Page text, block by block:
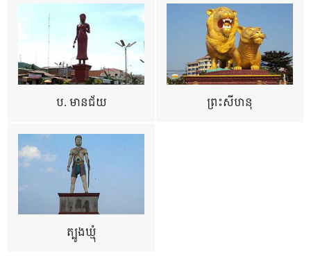
ប. មានជ័យ ព្រះសីហនុ
ត្បូងឃ្មុំ